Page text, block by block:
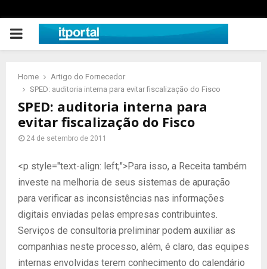
PRIMARY
Home
Artigo do Fornecedor
SPED: auditoria interna para evitar fiscalização do Fisco
SPED: auditoria interna para
evitar fiscalização do Fisco
24 de setembro de 2011
<p style="text-align: left;">Para isso, a Receita também
investe na melhoria de seus sistemas de apuração
para verificar as inconsistências nas informações
digitais enviadas pelas empresas contribuintes.
Serviços de consultoria preliminar podem auxiliar as
companhias neste processo, além, é claro, das equipes
internas envolvidas terem conhecimento do calendário